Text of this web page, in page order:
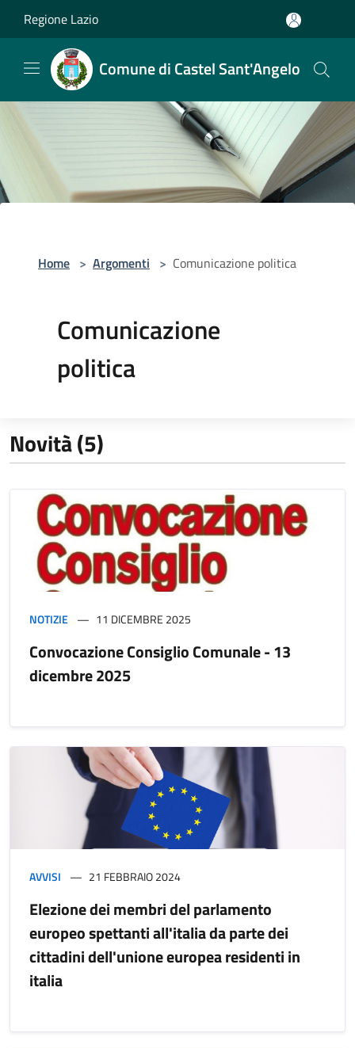
Regione Lazio
Comune di Castel Sant'Angelo
Home > Argomenti > Comunicazione politica
Comunicazione
politica
Novità (5)
NOTIZIE 11 DICEMBRE 2025
Convocazione Consiglio Comunale - 13
dicembre 2025
AVVISI 21 FEBBRAIO 2024
Elezione dei membri del parlamento
europeo spettanti all'italia da parte dei
cittadini dell'unione europea residenti in
italia